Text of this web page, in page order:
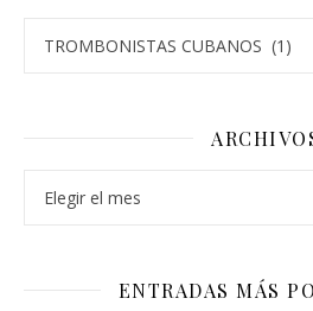
ENTRADAS MÁS